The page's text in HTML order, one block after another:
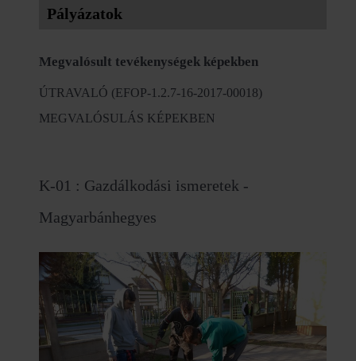
Pályázatok
Megvalósult tevékenységek képekben
ÚTRAVALÓ (EFOP-1.2.7-16-2017-00018)
MEGVALÓSULÁS KÉPEKBEN
K-01 : Gazdálkodási ismeretek -
Magyarbánhegyes